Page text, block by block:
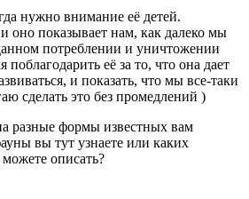
нужно внимание её детей.
оно показывает нам, как далеко мы
потреблении и уничтожении
её за то, что она дает
и показать, что мы все-таки
сделать это без промедлений )
разные формы известных вам
вы тут узнаете или каких
описать?